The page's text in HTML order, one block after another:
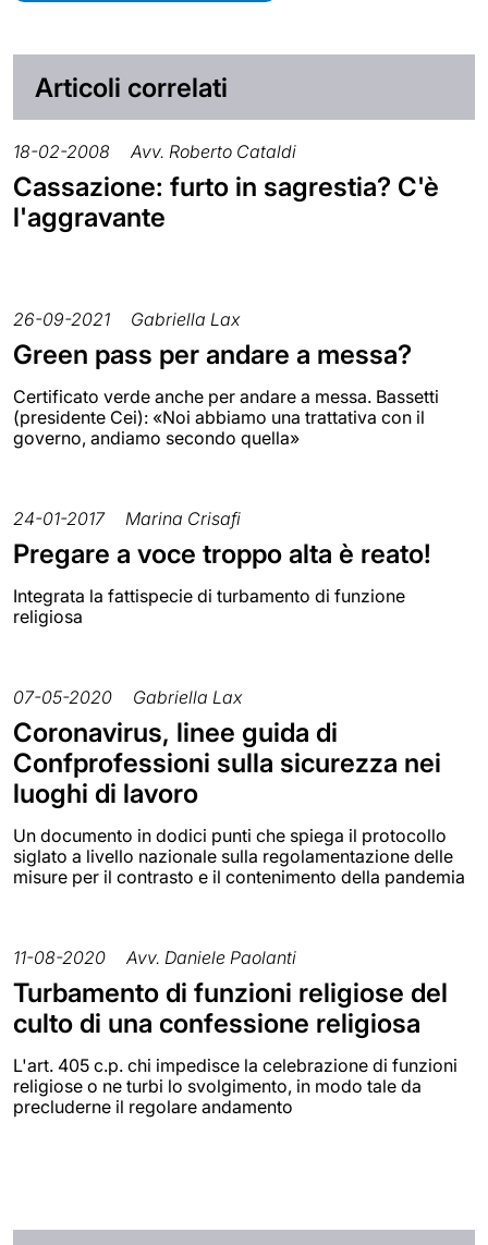
Articoli correlati
18-02-2008 Avv. Roberto Cataldi
Cassazione: furto in sagrestia? C'è
l'aggravante
26-09-2021 Gabriella Lax
Green pass per andare a messa?
Certificato verde anche per andare a messa. Bassetti
(presidente Cei): «Noi abbiamo una trattativa con il
governo, andiamo secondo quella»
24-01-2017 Marina Crisafi
Pregare a voce troppo alta è reato!
Integrata la fattispecie di turbamento di funzione
religiosa
07-05-2020 Gabriella Lax
Coronavirus, linee guida di
Confprofessioni sulla sicurezza nei
luoghi di lavoro
Un documento in dodici punti che spiega il protocollo
siglato a livello nazionale sulla regolamentazione delle
misure per il contrasto e il contenimento della pandemia
11-08-2020 Avv. Daniele Paolanti
Turbamento di funzioni religiose del
culto di una confessione religiosa
L'art. 405 c.p. chi impedisce la celebrazione di funzioni
religiose o ne turbi lo svolgimento, in modo tale da
precluderne il regolare andamento